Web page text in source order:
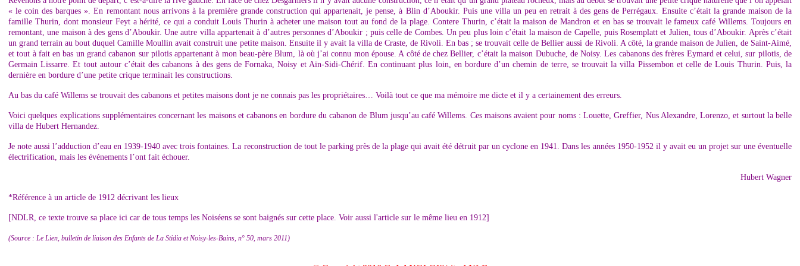
« le coin des barques ». En remontant nous arrivons à la première grande construction qui appartenait, je pense, à Blin d’Aboukir. Puis une villa un peu en retrait à des gens de Perrégaux. Ensuite c’était la grande maison de la
famille Thurin, dont monsieur Feyt a hérité, ce qui a conduit Louis Thurin à acheter une maison tout au fond de la plage. Contere Thurin, c’était la maison de Mandron et en bas se trouvait le fameux café Willems. Toujours en
remontant, une maison à des gens d’Aboukir. Une autre villa appartenait à d’autres personnes d’Aboukir ; puis celle de Combes. Un peu plus loin c’était la maison de Capelle, puis Rosemplatt et Julien, tous d’Aboukir. Après c’était
un grand terrain au bout duquel Camille Moullin avait construit une petite maison. Ensuite il y avait la villa de Craste, de Rivoli. En bas ; se trouvait celle de Bellier aussi de Rivoli. A côté, la grande maison de Julien, de Saint-Aimé,
et tout à fait en bas un grand cabanon sur pilotis appartenant à mon beau-père Blum, là où j’ai connu mon épouse. A côté de chez Bellier, c’était la maison Dubuche, de Noisy. Les cabanons des frères Eymard et celui, sur pilotis, de
Germain Lissarre. Et tout autour c’était des cabanons à des gens de Fornaka, Noisy et Aïn-Sidi-Chérif. En continuant plus loin, en bordure d’un chemin de terre, se trouvait la villa Pissembon et celle de Louis Thurin. Puis, la
dernière en bordure d’une petite crique terminait les constructions.
Au bas du café Willems se trouvait des cabanons et petites maisons dont je ne connais pas les propriétaires… Voilà tout ce que ma mémoire me dicte et il y a certainement des erreurs.
Voici quelques explications supplémentaires concernant les maisons et cabanons en bordure du cabanon de Blum jusqu’au café Willems. Ces maisons avaient pour noms : Louette, Greffier, Nus Alexandre, Lorenzo, et surtout la belle
villa de Hubert Hernandez.
Je note aussi l’adduction d’eau en 1939-1940 avec trois fontaines. La reconstruction de tout le parking près de la plage qui avait été détruit par un cyclone en 1941. Dans les années 1950-1952 il y avait eu un projet sur une éventuelle
électrification, mais les événements l’ont fait échouer.
Hubert Wagner
*Référence à un article de 1912 décrivant les lieux
[NDLR, ce texte trouve sa place ici car de tous temps les Noiséens se sont baignés sur cette place. Voir aussi l'article sur le même lieu en 1912]
(Source : Le Lien, bulletin de liaison des Enfants de La Stidia et Noisy-les-Bains, n° 50, mars 2011)